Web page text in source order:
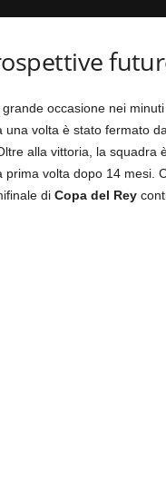
occasione nei
una volta è stato fermato
alla vittoria, la squadra
prima volta dopo 14 mesi.
di Copa del Rey